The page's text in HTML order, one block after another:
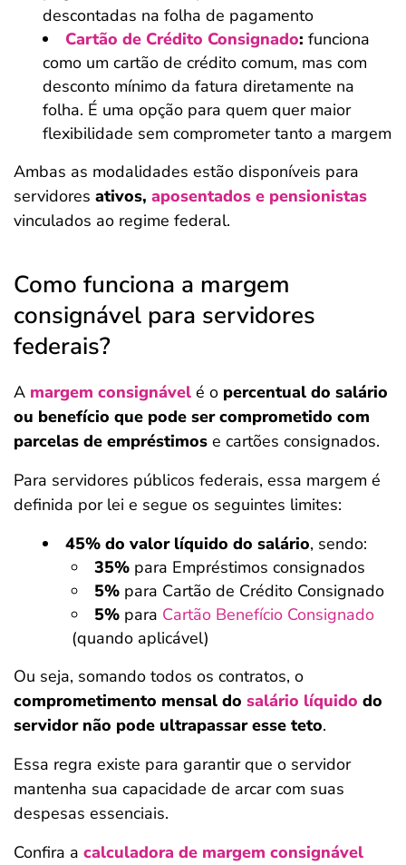
descontadas na folha de pagamento
Cartão de Crédito Consignado: funciona
como um cartão de crédito comum, mas com
desconto mínimo da fatura diretamente na
folha. É uma opção para quem quer maior
flexibilidade sem comprometer tanto a margem
Ambas as modalidades estão disponíveis para
servidores ativos, aposentados e pensionistas
vinculados ao regime federal.
Como funciona a margem
consignável para servidores
federais?
A margem consignável é o percentual do salário
ou benefício que pode ser comprometido com
parcelas de empréstimos e cartões consignados.
Para servidores públicos federais, essa margem é
definida por lei e segue os seguintes limites:
45% do valor líquido do salário, sendo:
35% para Empréstimos consignados
5% para Cartão de Crédito Consignado
5% para Cartão Benefício Consignado
(quando aplicável)
Ou seja, somando todos os contratos, o
comprometimento mensal do salário líquido do
servidor não pode ultrapassar esse teto.
Essa regra existe para garantir que o servidor
mantenha sua capacidade de arcar com suas
despesas essenciais.
Confira a calculadora de margem consignável